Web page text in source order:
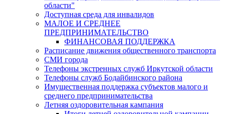
области"
Доступная среда для инвалидов
МАЛОЕ И СРЕДНЕЕ
ПРЕДПРИНИМАТЕЛЬСТВО
ФИНАНСОВАЯ ПОДДЕРЖКА
Расписание движения общественного транспорта
СМИ города
Телефоны экстренных служб Иркутской области
Телефоны служб Бодайбинского района
Имущественная поддержка субъектов малого и
среднего предпринимательства
Летняя оздоровительная кампания